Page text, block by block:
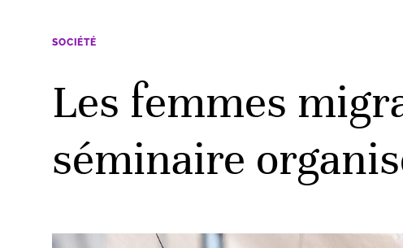
SOCIÉTÉ
Les femmes
séminaire